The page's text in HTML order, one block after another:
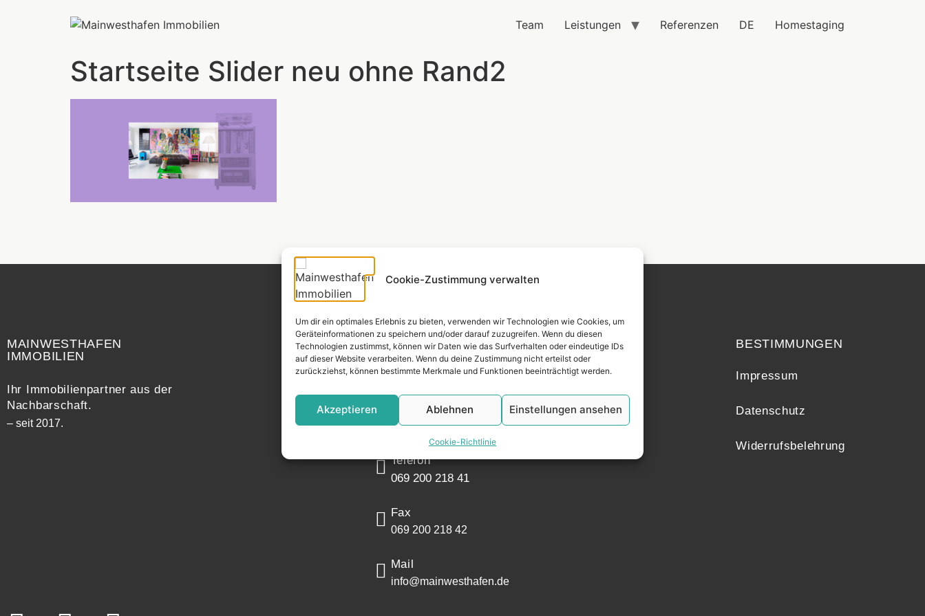
Cookie-Zustimmung verwalten
Um dir ein optimales Erlebnis zu bieten, verwenden wir Technologien wie Cookies, um
Geräteinformationen zu speichern und/oder darauf zuzugreifen. Wenn du diesen
Technologien zustimmst, können wir Daten wie das Surfverhalten oder eindeutige IDs
auf dieser Website verarbeiten. Wenn du deine Zustimmung nicht erteilst oder
zurückziehst, können bestimmte Merkmale und Funktionen beeinträchtigt werden.
Akzeptieren Ablehnen Einstellungen ansehen
Cookie-Richtlinie
Team Leistungen Referenzen DE Homestaging
Startseite Slider neu ohne Rand2
MAINWESTHAFEN
IMMOBILIEN
Ihr Immobilienpartner aus der
Nachbarschaft.
– seit 2017.
KONTAKT
Adresse
Mainwesthafen Immobilien
Speicherstraße 5
60327 Frankfurt
Telefon
069 200 218 41
Fax
069 200 218 42
Mail
info@mainwesthafen.de
Widerrufsrecht
BESTIMMUNGEN
Impressum
Datenschutz
Widerrufsbelehrung